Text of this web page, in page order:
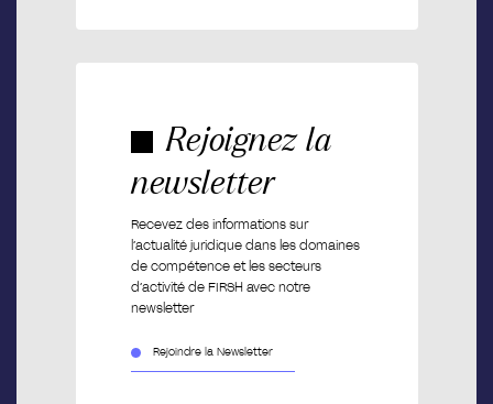
Rejoignez la
newsletter
Recevez des informations sur
l’actualité juridique dans les domaines
de compétence et les secteurs
d’activité de FIRSH avec notre
newsletter
Rejoindre la Newsletter